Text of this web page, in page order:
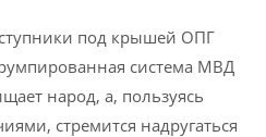
под крышей ОПГ
система МВД
народ, а, пользуясь
стремится надругаться